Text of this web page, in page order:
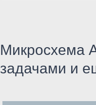
Микросхема
задачами и